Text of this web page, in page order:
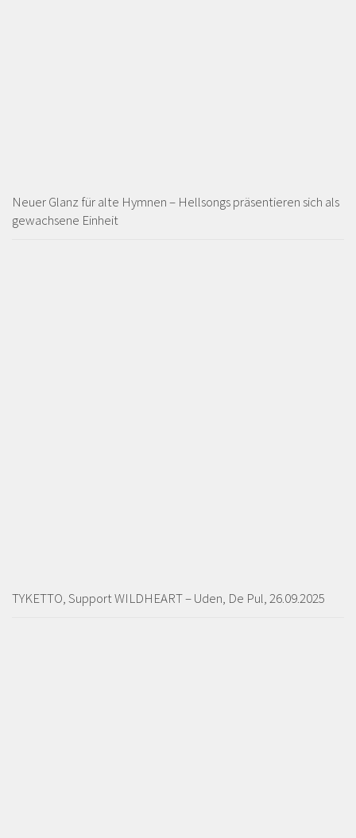
Neuer Glanz für alte Hymnen – Hellsongs präsentieren sich als
gewachsene Einheit
TYKETTO, Support WILDHEART – Uden, De Pul, 26.09.2025